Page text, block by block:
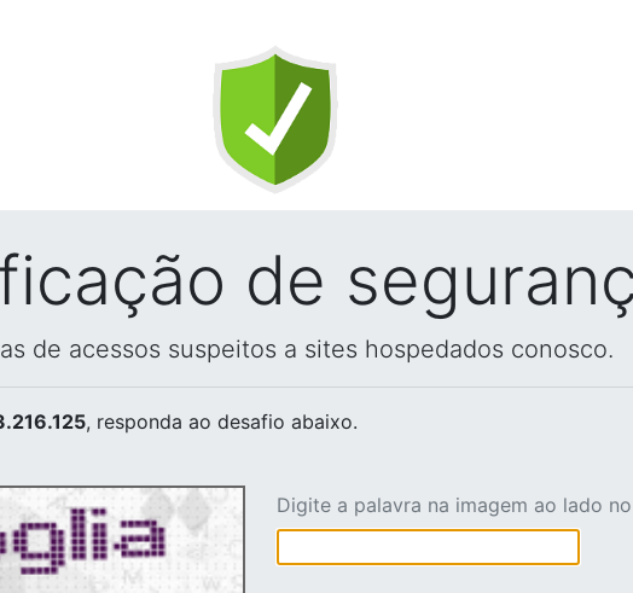
de
de acessos suspeitos a sites hospedados conosco.
, responda ao desafio abaixo.
Digite a palavra na imagem ao lado